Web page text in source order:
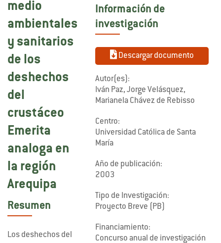
medio
ambientales
y sanitarios
de los
deshechos
del
crustáceo
Emerita
analoga en
la región
Arequipa
Resumen
Los deshechos del
Información de
investigación
Descargar documento
Autor(es):
Iván Paz, Jorge Velásquez,
Marianela Chávez de Rebisso
Centro:
Universidad Católica de Santa
María
Año de publicación:
2003
Tipo de Investigación:
Proyecto Breve (PB)
Financiamiento:
Concurso anual de investigación